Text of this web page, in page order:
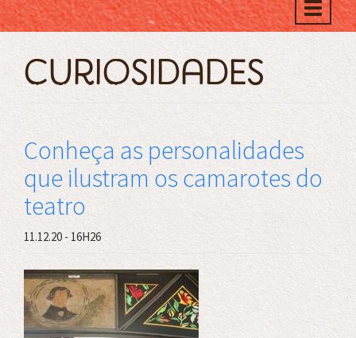
Toggle
Curiosidades
Conheça as personalidades
que ilustram os camarotes do
teatro
11.12.20 - 16H26